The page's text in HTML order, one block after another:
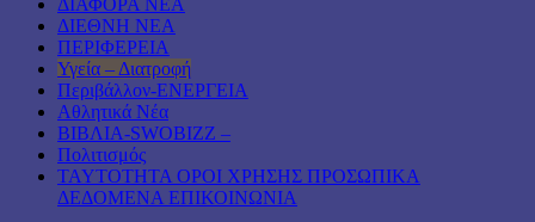
ΔΙΑΦΟΡΑ ΝΕΑ
ΔΙΕΘΝΗ ΝΕΑ
ΠΕΡΙΦΕΡΕΙΑ
Υγεία – Διατροφή
Περιβάλλον-ΕΝΕΡΓΕΙΑ
Αθλητικά Νέα
ΒΙΒΛΙΑ-SWOBIZZ –
Πολιτισμός
TAYTOTHTA ΟΡΟΙ ΧΡΗΣΗΣ ΠΡΟΣΩΠΙΚΑ
ΔΕΔΟΜΕΝΑ ΕΠΙΚΟΙΝΩΝΙΑ